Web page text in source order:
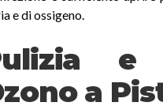
e di ossigeno.
e
a